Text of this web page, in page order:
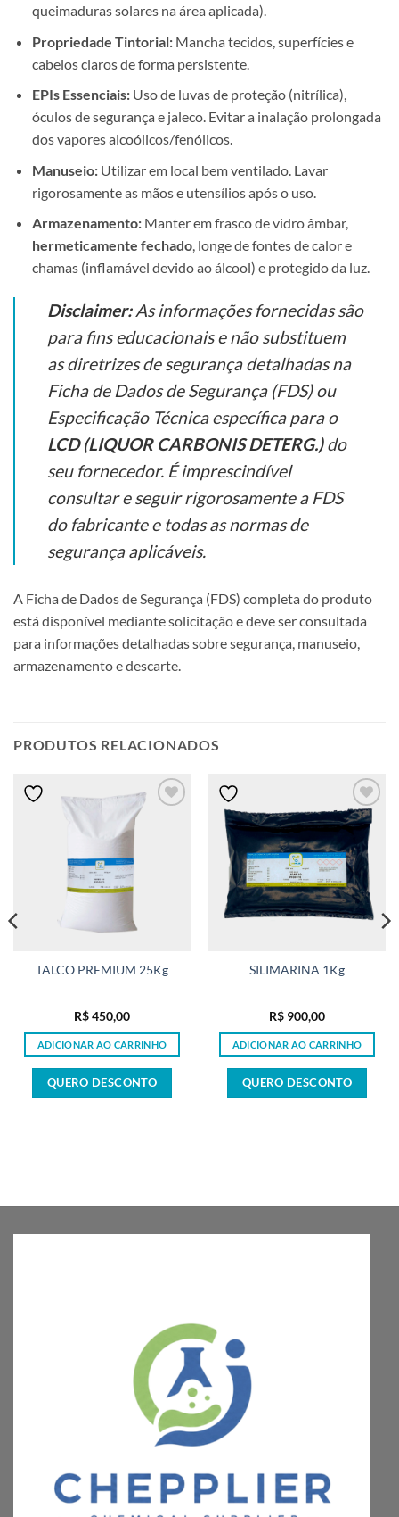
queimaduras solares na área aplicada).
Propriedade Tintorial:Mancha tecidos, superfícies e
cabelos claros de forma persistente.
EPIs Essenciais:Uso de luvas de proteção (nitrílica),
óculos de segurança e jaleco. Evitar a inalação prolongada
dos vapores alcoólicos/fenólicos.
Manuseio:Utilizar em local bem ventilado. Lavar
rigorosamente as mãos e utensílios após o uso.
Armazenamento:Manter em frasco de vidro âmbar,
hermeticamente fechado, longe de fontes de calor e
chamas (inflamável devido ao álcool) e protegido da luz.
Disclaimer:As informações fornecidas são
para fins educacionais e não substituem
as diretrizes de segurança detalhadas na
Ficha de Dados de Segurança (FDS) ou
Especificação Técnica específica para o
LCD (LIQUOR CARBONIS DETERG.)do
seu fornecedor. É imprescindível
consultar e seguir rigorosamente a FDS
do fabricante e todas as normas de
segurança aplicáveis.
A Ficha de Dados de Segurança (FDS) completa do produto
está disponível mediante solicitação e deve ser consultada
para informações detalhadas sobre segurança, manuseio,
armazenamento e descarte.
PRODUTOS RELACIONADOS
TALCO PREMIUM 25Kg
R$450,00
ADICIONAR AO CARRINHO
QUERO DESCONTO
SILIMARINA 1Kg
R$ 900,00
ADICIONAR AO CARRINHO
QUERO DESCONTO